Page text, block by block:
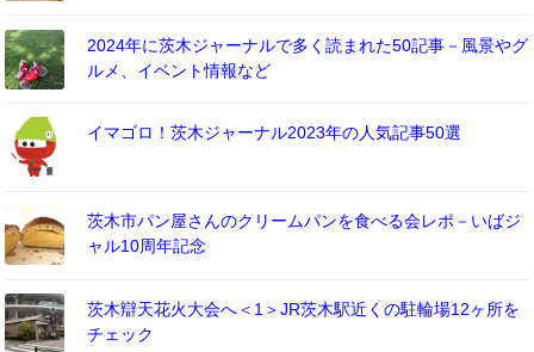
2024年に茨木ジャーナルで多く読まれた50記事－風景やグ
ルメ、イベント情報など
イマゴロ！茨木ジャーナル2023年の人気記事50選
茨木市パン屋さんのクリームパンを食べる会レポ－いばジ
ャル10周年記念
茨木辯天花火大会へ＜1＞JR茨木駅近くの駐輪場12ヶ所を
チェック